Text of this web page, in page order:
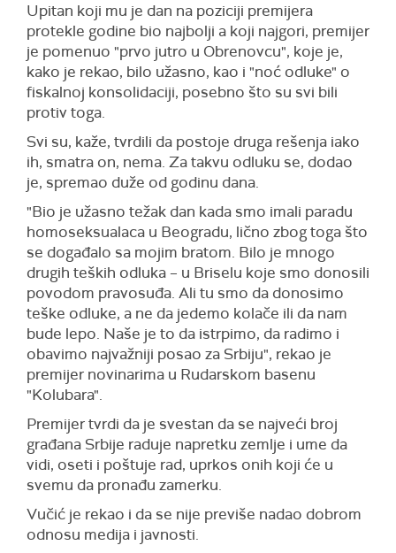
Upitan koji mu je dan na poziciji premijera
protekle godine bio najbolji a koji najgori, premijer
je pomenuo "prvo jutro u Obrenovcu", koje je,
kako je rekao, bilo užasno, kao i "noć odluke" o
fiskalnoj konsolidaciji, posebno što su svi bili
protiv toga.
Svi su, kaže, tvrdili da postoje druga rešenja iako
ih, smatra on, nema. Za takvu odluku se, dodao
je, spremao duže od godinu dana.
"Bio je užasno težak dan kada smo imali paradu
homoseksualaca u Beogradu, lično zbog toga što
se događalo sa mojim bratom. Bilo je mnogo
drugih teških odluka – u Briselu koje smo donosili
povodom pravosuđa. Ali tu smo da donosimo
teške odluke, a ne da jedemo kolače ili da nam
bude lepo. Naše je to da istrpimo, da radimo i
obavimo najvažniji posao za Srbiju", rekao je
premijer novinarima u Rudarskom basenu
"Kolubara".
Premijer tvrdi da je svestan da se najveći broj
građana Srbije raduje napretku zemlje i ume da
vidi, oseti i poštuje rad, uprkos onih koji će u
svemu da pronađu zamerku.
Vučić je rekao i da se nije previše nadao dobrom
odnosu medija i javnosti.